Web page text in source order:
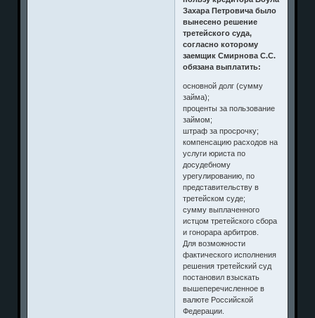
Захара Петровича было
вынесено решение
третейского суда,
согласно которому
заемщик Смирнова С.С.
обязана выплатить:
основной долг (сумму
займа);
проценты за пользование
займом;
штраф за просрочку;
компенсацию расходов на
услуги юриста по
досудебному
урегулированию, по
представительству в
третейском суде;
сумму выплаченного
истцом третейского сбора
и гонорара арбитров.
Для возможности
фактического исполнения
решения третейский суд
постановил взыскать
вышеперечисленное в
валюте Российской
Федерации.